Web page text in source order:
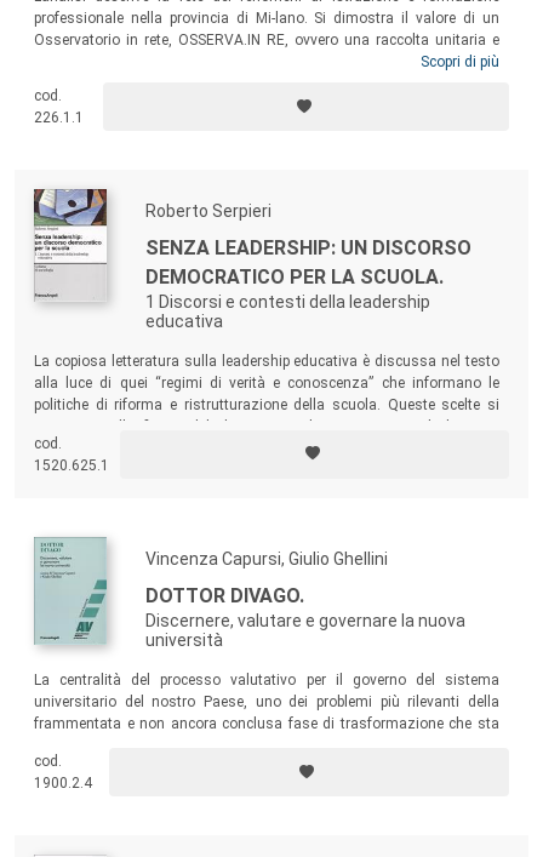
professionale nella provincia di Mi-lano. Si dimostra il valore di un
Osservatorio in rete, OSSERVA.IN RE, ovvero una raccolta unitaria e
integrata dei dati di scolarità e formazione degli studenti in obbligo
qualitativa per permettere efficaci interventi di programma-zione
dell’offerta sul territorio in forma integrata come prescrive la legge.
Scopri di più
cod.
226.1.1
Roberto Serpieri
SENZA LEADERSHIP: UN DISCORSO
DEMOCRATICO PER LA SCUOLA.
1 Discorsi e contesti della leadership
educativa
La copiosa letteratura sulla leadership educativa è discussa nel testo
alla luce di quei “regimi di verità e conoscenza” che informano le
politiche di riforma e ristrutturazione della scuola. Queste scelte si
manageriale, o piuttosto su visioni processuali della leadership
distribuita, come nel discorso democratico-critico.
cod.
1520.625.1
Vincenza Capursi, Giulio Ghellini
DOTTOR DIVAGO.
Discernere, valutare e governare la nuova
università
La centralità del processo valutativo per il governo del sistema
universitario del nostro Paese, uno dei problemi più rilevanti della
frammentata e non ancora conclusa fase di trasformazione che sta
alcuni chiarimenti in merito al ruolo effettivo che la valutazione può
avere per determinare il cambiamento.
cod.
1900.2.4